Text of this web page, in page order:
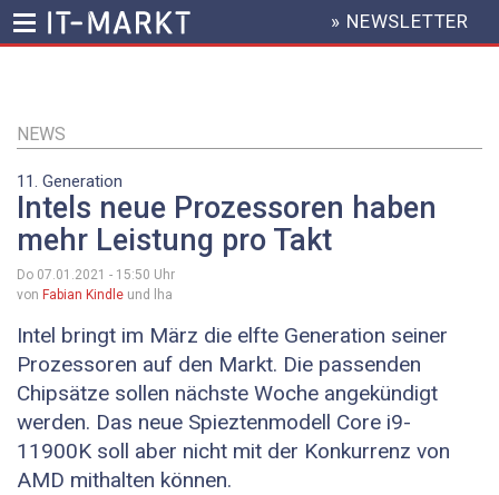
Inhalt
HEADER
MENU
» NEWSLETTER
NEWS
11. Generation
Intels neue Prozessoren haben
mehr Leistung pro Takt
Do 07.01.2021 - 15:50 Uhr
von Fabian Kindle und lha
Intel bringt im März die elfte Generation seiner
Prozessoren auf den Markt. Die passenden
Chipsätze sollen nächste Woche angekündigt
werden. Das neue Spieztenmodell Core i9-
11900K soll aber nicht mit der Konkurrenz von
AMD mithalten können.